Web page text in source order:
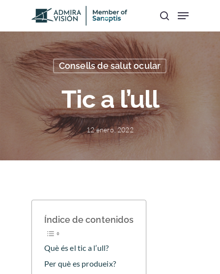
Hit enter to search or ESC to close
Consells de salut ocular
Tic a l’ull
12 enero, 2022
Índice de contenidos
Què és el tic a l’ull?
Per què es produeix?